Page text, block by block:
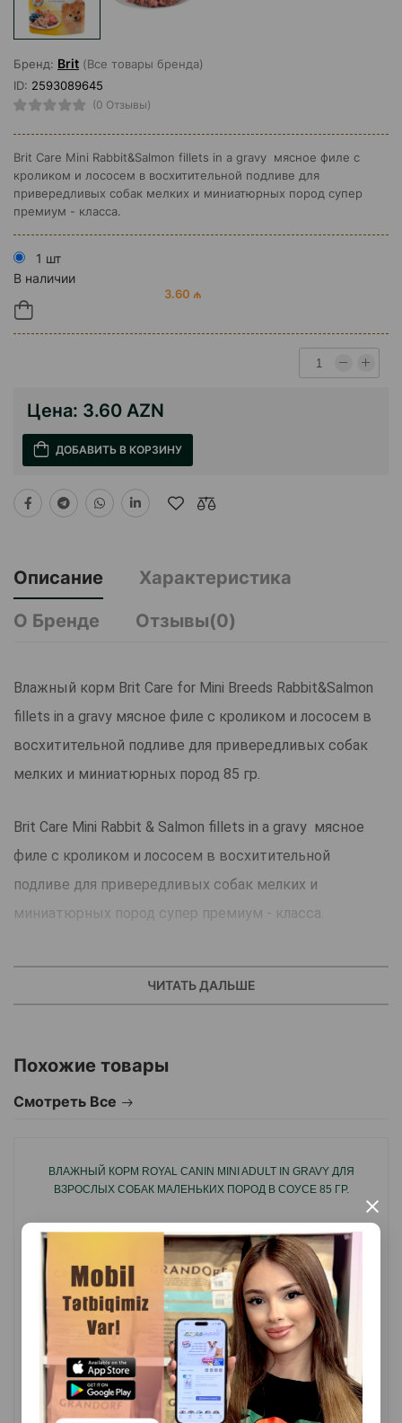
×
Бренд: Brit (Все товары бренда)
ID: 2593089645
(0 Отзывы)
Brit Care Mini Rabbit&Salmon fillets in a gravy мясное филе с
кроликом и лососем в восхитительной подливе для
привередливых собак мелких и миниатюрных пород супер
премиум - класса.
1 шт
В наличии
3.60 ₼
Цена: 3.60 AZN
ДОБАВИТЬ В КОРЗИНУ
Описание
Характеристика
О Бренде
Отзывы(0)
Влажный корм Brit Care for Mini Breeds Rabbit&Salmon
fillets in a gravy мясное филе с кроликом и лососем в
восхитительной подливе для привередливых собак
мелких и миниатюрных пород 85 гр.
Brit Care Mini Rabbit & Salmon fillets in a gravy мясное
филе с кроликом и лососем в восхитительной
подливе для привередливых собак мелких и
миниатюрных пород супер премиум - класса.
рациона привередливых собак мелких и
Полноценный корм суперпремиум-класса для
Содержит розмарин, куркуму, гвоздику, цитрусовые и
Идеально подходит для привередливых собак.
Страна производитель: Чехия.
ЧИТАТЬ ДАЛЬШЕ
Похожие товары
Смотреть Все
ВЛАЖНЫЙ КОРМ ROYAL CANIN MINI ADULT IN GRAVY ДЛЯ
ВЗРОСЛЫХ СОБАК МАЛЕНЬКИХ ПОРОД В СОУСЕ 85 ГР.